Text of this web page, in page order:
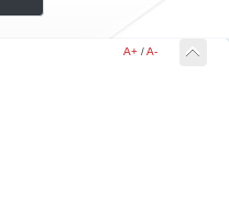
A+/A-